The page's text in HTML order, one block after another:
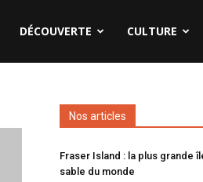
DÉCOUVERTE CULTURE
Nos articles
Fraser Island : la plus grande
sable du monde